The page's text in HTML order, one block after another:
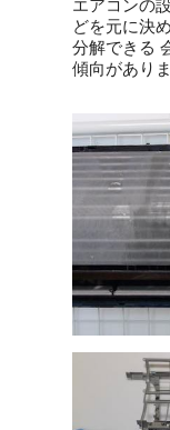
エアコンの
どを元に決
分解できる
傾向がありま